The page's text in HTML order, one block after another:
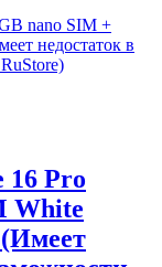
16 Pro
White